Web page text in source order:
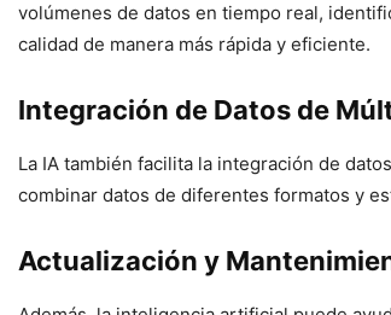
volúmenes de datos en tiempo real,
calidad de manera más rápida y eficiente.
Integración de Datos de
La IA también facilita la integración de
combinar datos de diferentes formatos y
Actualización y